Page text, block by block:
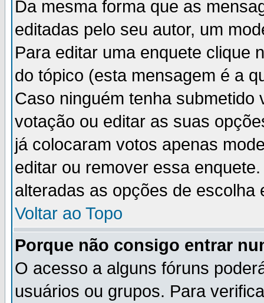
Da mesma forma que as
editadas pelo seu autor, um
Para editar uma enquete clique
do tópico (esta mensagem é a
Caso ninguém tenha
votação ou editar as suas
já colocaram votos apenas
editar ou remover essa
alteradas as opções de escolha
Voltar ao Topo
Porque não consigo entrar
O acesso a alguns fóruns
usuários ou grupos. Para